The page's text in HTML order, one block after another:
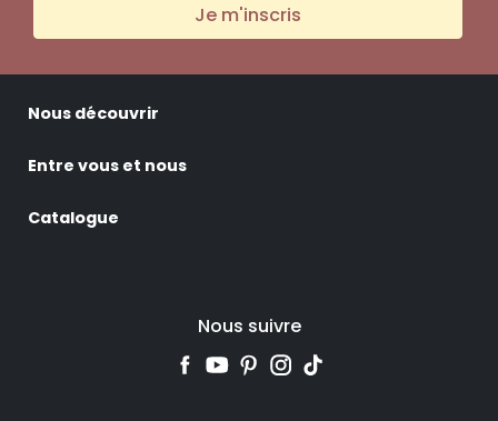
Je m'inscris
Nous découvrir
Entre vous et nous
Catalogue
Nous suivre